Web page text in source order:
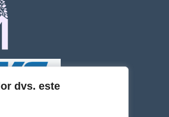
dvs. este